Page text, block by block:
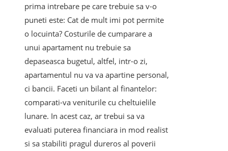
prima intrebare pe care trebuie sa v-o
puneti este: Cat de mult imi pot permite
o locuinta? Costurile de cumparare a
unui apartament nu trebuie sa
depaseasca bugetul, altfel, intr-o zi,
apartamentul nu va va apartine personal,
ci bancii. Faceti un bilant al finantelor:
comparati-va veniturile cu cheltuielile
lunare. In acest caz, ar trebui sa va
evaluati puterea financiara in mod realist
si sa stabiliti pragul dureros al poverii